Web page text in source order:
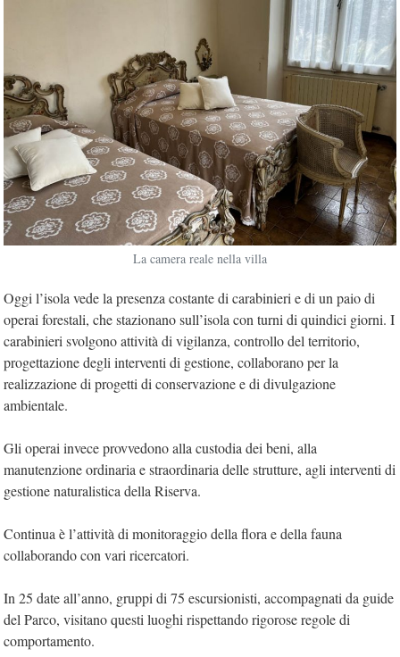
La camera reale nella villa
Oggi l’isola vede la presenza costante di carabinieri e di un paio di
operai forestali, che stazionano sull’isola con turni di quindici giorni. I
carabinieri svolgono attività di vigilanza, controllo del territorio,
progettazione degli interventi di gestione, collaborano per la
realizzazione di progetti di conservazione e di divulgazione
ambientale.
Gli operai invece provvedono alla custodia dei beni, alla
manutenzione ordinaria e straordinaria delle strutture, agli interventi di
gestione naturalistica della Riserva.
Continua è l’attività di monitoraggio della flora e della fauna
collaborando con vari ricercatori.
In 25 date all’anno, gruppi di 75 escursionisti, accompagnati da guide
del Parco, visitano questi luoghi rispettando rigorose regole di
comportamento.